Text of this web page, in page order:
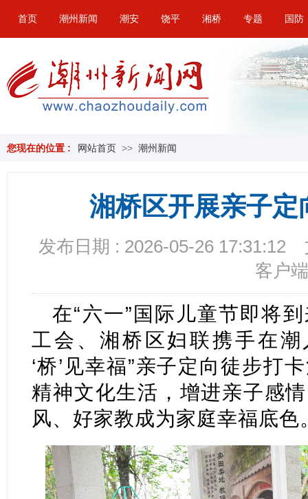
首页 潮州新闻 潮安 饶平 湘桥 专题 国防
您现在的位置 : 网站首页 >> 潮州新闻
湘桥区开展亲子
发布日期 : 2026-05-26 17:31:12
客户端
在“六一”国际儿童节即将
工会、湘桥区妇联携手在潮
‘桥’见幸福”亲子定向徒步打
精神文化生活，增进亲子感
风、好家教成为家庭幸福底色